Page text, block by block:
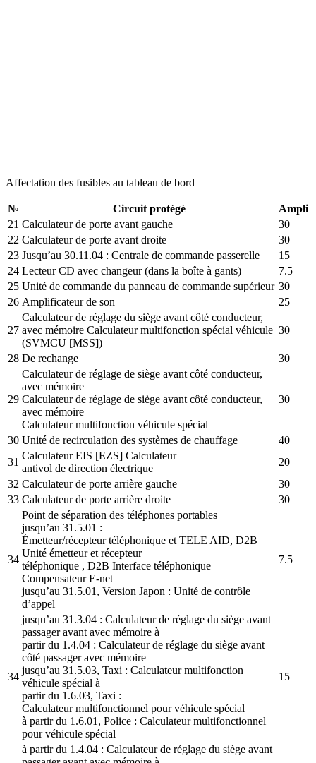
Affectation des fusibles au tableau de bord
№ Circuit protégé
Ampli
21 Calculateur de porte avant gauche
30
22 Calculateur de porte avant droite
30
23 Jusqu’au 30.11.04 : Centrale de commande passerelle
15
24 Lecteur CD avec changeur (dans la boîte à gants)
7.5
25 Unité de commande du panneau de commande supérieur 30
26 Amplificateur de son 25
27
Calculateur de réglage du siège avant côté conducteur,
avec mémoire Calculateur multifonction spécial véhicule
(SVMCU [MSS])
30
28 De rechange 30
29
Calculateur de réglage de siège avant côté conducteur,
avec mémoire
Calculateur de réglage de siège avant côté conducteur,
avec mémoire
Calculateur multifonction véhicule spécial
30
30 Unité de recirculation des systèmes de chauffage
40
31
Calculateur EIS [EZS] Calculateur
antivol de direction électrique
20
32 Calculateur de porte arrière gauche
30
33 Calculateur de porte arrière droite 30
34
Point de séparation des téléphones portables
jusqu’au 31.5.01 :
Émetteur/récepteur téléphonique et TELE AID, D2B
Unité émetteur et récepteur
téléphonique , D2B Interface téléphonique
Compensateur E-net
jusqu’au 31.5.01, Version Japon : Unité de contrôle
d’appel
7.5
34
jusqu’au 31.3.04 : Calculateur de réglage du siège avant
passager avant avec mémoire à
partir du 1.4.04 : Calculateur de réglage du siège avant
côté passager avec mémoire
jusqu’au 31.5.03, Taxi : Calculateur multifonction
véhicule spécial à
partir du 1.6.03, Taxi :
Calculateur multifonctionnel pour véhicule spécial
à partir du 1.6.01, Police : Calculateur multifonctionnel
pour véhicule spécial
15
à partir du 1.4.04 : Calculateur de réglage du siège avant